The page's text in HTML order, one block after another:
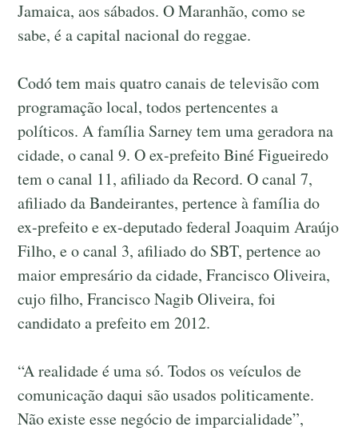
Jamaica, aos sábados. O Maranhão, como se
sabe, é a capital nacional do reggae.
Codó tem mais quatro canais de televisão com
programação local, todos pertencentes a
políticos. A família Sarney tem uma geradora na
cidade, o canal 9. O ex-prefeito Biné Figueiredo
tem o canal 11, afiliado da Record. O canal 7,
afiliado da Bandeirantes, pertence à família do
ex-prefeito e ex-deputado federal Joaquim Araújo
Filho, e o canal 3, afiliado do SBT, pertence ao
maior empresário da cidade, Francisco Oliveira,
cujo filho, Francisco Nagib Oliveira, foi
candidato a prefeito em 2012.
“A realidade é uma só. Todos os veículos de
comunicação daqui são usados politicamente.
Não existe esse negócio de imparcialidade”,